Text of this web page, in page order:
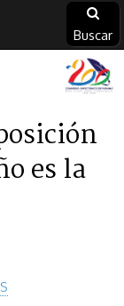
Buscar
es la